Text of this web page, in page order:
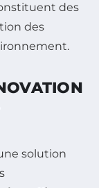
des
des
solution